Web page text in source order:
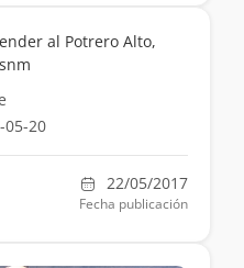
al Potrero Alto,
05-20
22/05/2017
Fecha publicación